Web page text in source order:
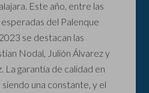
Este año, entre las
del Palenque
se destacan las
Nodal, Julión Álvarez y
La garantía de calidad en
una constante, y el